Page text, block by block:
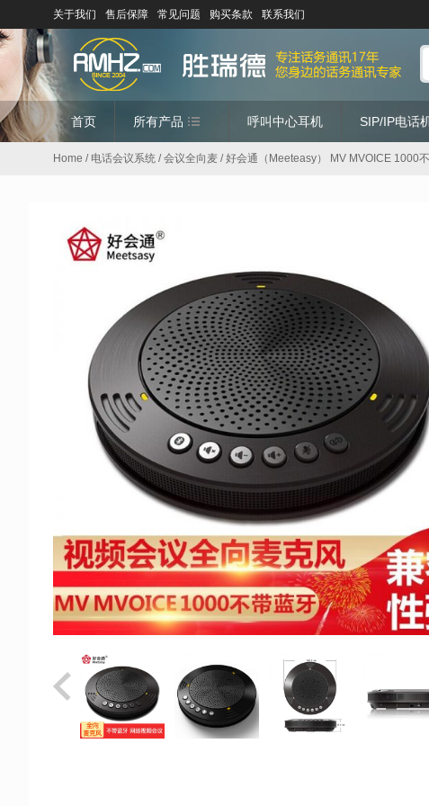
关于我们 售后保障 常见问题 购买条款 联系我们
首页 所有产品 呼叫中心耳机 SIP/IP电话
Home / 电话会议系统 /会议全向麦 / 好会通（Meeteasy） MV MVOICE 1000